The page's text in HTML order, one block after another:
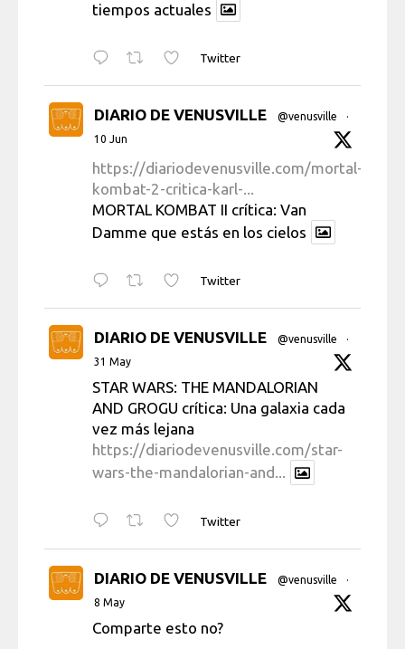
tiempos actuales
Twitter
DIARIO DE VENUSVILLE @venusville
·
10 Jun
https://diariodevenusville.com/mortal-
kombat-2-critica-karl-...
MORTAL KOMBAT II crítica: Van
Damme que estás en los cielos
Twitter
DIARIO DE VENUSVILLE @venusville
·
31 May
STAR WARS: THE MANDALORIAN
AND GROGU crítica: Una galaxia cada
vez más lejana
https://diariodevenusville.com/star-
wars-the-mandalorian-and...
Twitter
DIARIO DE VENUSVILLE @venusville
·
8 May
Comparte esto no?